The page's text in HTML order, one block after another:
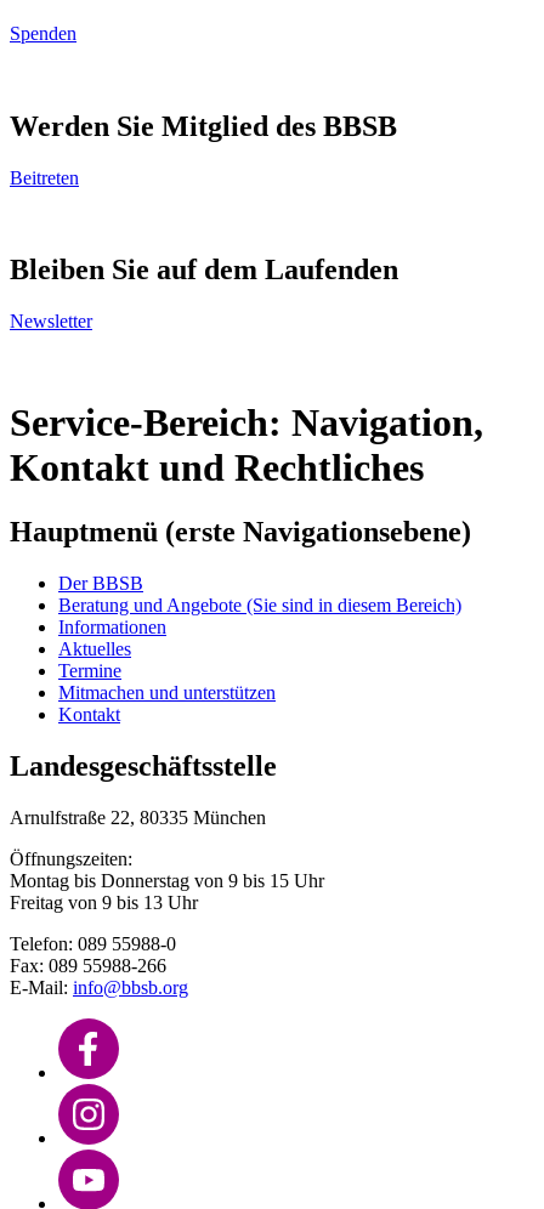
Spenden
Werden Sie Mitglied des BBSB
Beitreten
Bleiben Sie auf dem Laufenden
Newsletter
Service-Bereich: Navigation,
Kontakt und Rechtliches
Hauptmenü (erste Navigationsebene)
Der BBSB
Beratung und Angebote (Sie sind in diesem Bereich)
Informationen
Aktuelles
Termine
Mitmachen und unterstützen
Kontakt
Landesgeschäftsstelle
Arnulfstraße 22, 80335 München
Öffnungszeiten:
Montag bis Donnerstag von 9 bis 15 Uhr
Freitag von 9 bis 13 Uhr
Telefon: 089 55988-0
Fax: 089 55988-266
E-Mail: info@bbsb.org